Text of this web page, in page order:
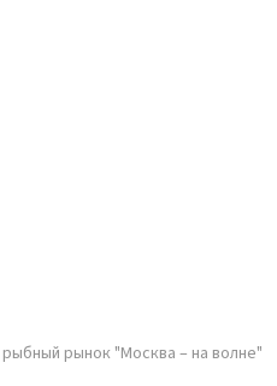
рынок "Москва – на волне"